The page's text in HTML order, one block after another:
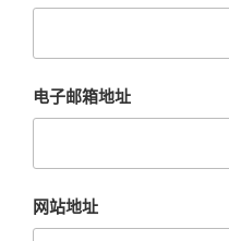
电子邮箱地址
网站地址